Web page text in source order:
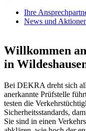
Ihre
News und
Willkommen
in
Bei DEKRA dreht sich
anerkannte Prüfstelle
testen die
Sicherheitsstandards,
Sie sind in einen